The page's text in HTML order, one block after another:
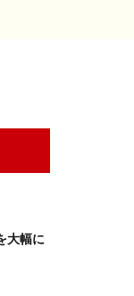
大幅に